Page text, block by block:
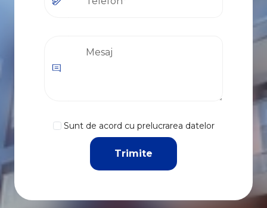
Sunt de acord cu prelucrarea datelor